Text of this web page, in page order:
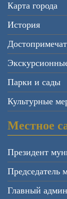
Карта города
История
Парки и сады
Культурные
Местное
Президент
Председатель
Главный